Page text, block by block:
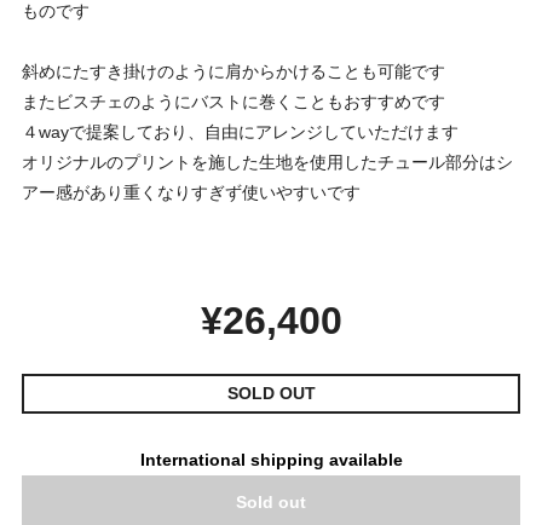
ものです
斜めにたすき掛けのように肩からかけることも可能です
またビスチェのようにバストに巻くこともおすすめです
４wayで提案しており、自由にアレンジしていただけます
オリジナルのプリントを施した生地を使用したチュール部分はシ
アー感があり重くなりすぎず使いやすいです
¥26,400
SOLD OUT
International shipping available
Sold out